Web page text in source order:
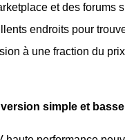
et des forums
endroits pour
à une fraction du
simple et